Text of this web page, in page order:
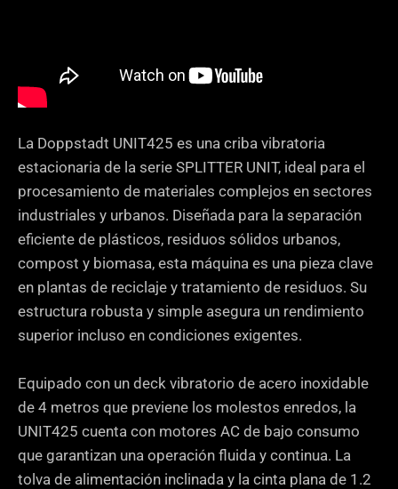
La Doppstadt UNIT425 es una criba vibratoria
estacionaria de la serie SPLITTER UNIT, ideal para el
procesamiento de materiales complejos en sectores
industriales y urbanos. Diseñada para la separación
eficiente de plásticos, residuos sólidos urbanos,
compost y biomasa, esta máquina es una pieza clave
en plantas de reciclaje y tratamiento de residuos. Su
estructura robusta y simple asegura un rendimiento
superior incluso en condiciones exigentes.
Equipado con un deck vibratorio de acero inoxidable
de 4 metros que previene los molestos enredos, la
UNIT425 cuenta con motores AC de bajo consumo
que garantizan una operación fluida y continua. La
tolva de alimentación inclinada y la cinta plana de 1.2